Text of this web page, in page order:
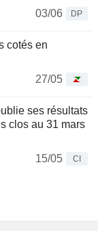
03/06
DP
cotés en
27/05
ses résultats
clos au 31 mars
15/05
CI